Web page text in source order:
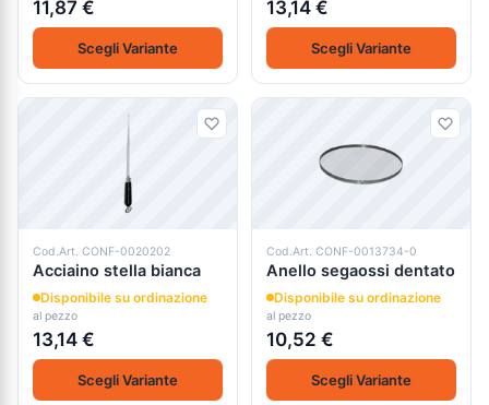
11,87 €
Scegli Variante
13,14 €
Scegli Variante
Cod.Art. CONF-0020202
Acciaino stella bianca
Disponibile su ordinazione
al pezzo
13,14 €
Scegli Variante
Cod.Art. CONF-0013734-0
Anello segaossi dentato
Disponibile su ordinazione
al pezzo
10,52 €
Scegli Variante